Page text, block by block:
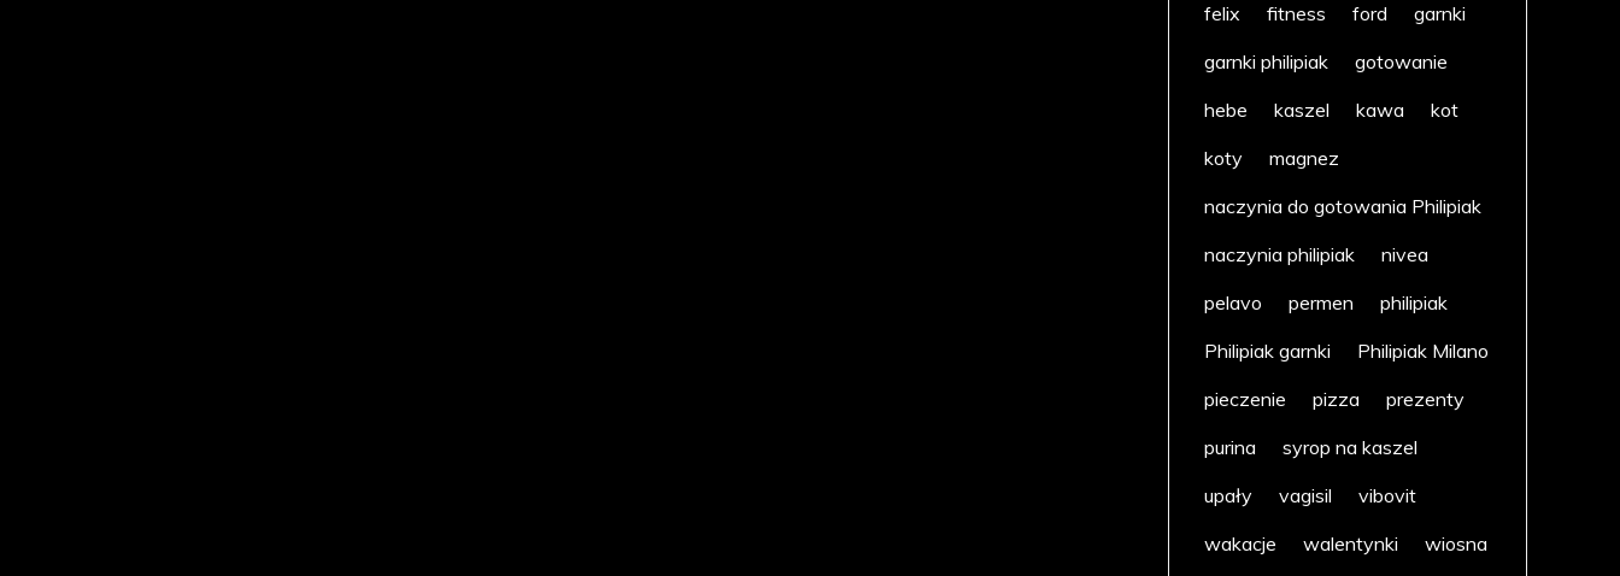
felix
fitness ford
garnki
garnki philipiak
gotowanie
hebe
kaszel kawa
kot
koty
magnez
naczynia do gotowania Philipiak
naczynia philipiak
nivea
pelavo
permen
philipiak
Philipiak garnki
Philipiak Milano
pieczenie
pizza
prezenty
purina
syrop na kaszel
upały
vagisil
vibovit
wakacje
walentynki wiosna